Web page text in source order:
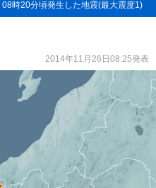
08時20分頃発生した地震(最大震度1)
2014年11月26日08:25発表